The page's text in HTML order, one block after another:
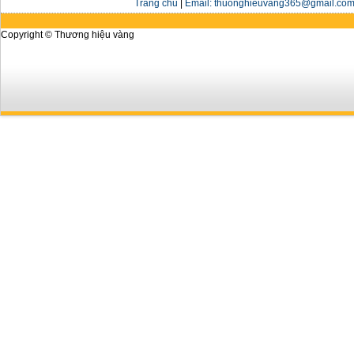
Trang chủ Email:
Copyright © Thương hiệu vàng